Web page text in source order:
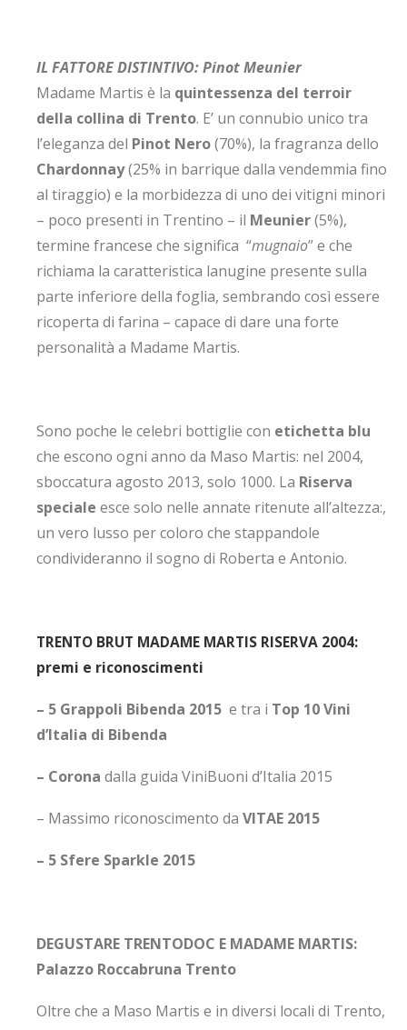
IL FATTORE DISTINTIVO: Pinot Meunier
Madame Martis è la quintessenza del terroir
della collina di Trento. E’ un connubio unico tra
l’eleganza del Pinot Nero(70%), la fragranza dello
Chardonnay(25% in barrique dalla vendemmia fino
al tiraggio) e la morbidezza di uno dei vitigni minori
– poco presenti in Trentino – il Meunier(5%),
termine francese che significa “mugnaio” e che
richiama la caratteristica lanugine presente sulla
parte inferiore della foglia, sembrando così essere
ricoperta di farina – capace di dare una forte
personalità a Madame Martis.
Sono poche le celebri bottiglie con etichetta blu
che escono ogni anno da Maso Martis: nel 2004,
sboccatura agosto 2013, solo 1000. La Riserva
speciale esce solo nelle annate ritenute all’altezza:,
un vero lusso per coloro che stappandole
condivideranno il sogno di Roberta e Antonio.
TRENTO BRUT MADAME MARTIS RISERVA 2004:
premi e riconoscimenti
– 5 Grappoli Bibenda 2015 e tra i Top 10 Vini
d’Italia di Bibenda
– Corona dalla guida ViniBuoni d’Italia 2015
– Massimo riconoscimento da VITAE 2015
– 5 Sfere Sparkle 2015
DEGUSTARE TRENTODOC E MADAME MARTIS:
Palazzo Roccabruna Trento
Oltre che a Maso Martis e in diversi locali di Trento,